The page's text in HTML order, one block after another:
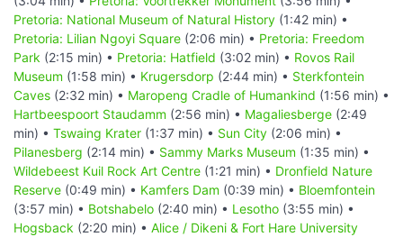
Pretoria: National Museum of Natural History (1:42 min) •
Pretoria: Lilian Ngoyi Square (2:06 min) • Pretoria: Freedom
Park (2:15 min) • Pretoria: Hatfield (3:02 min) • Rovos Rail
Museum (1:58 min) • Krugersdorp (2:44 min) • Sterkfontein
Caves (2:32 min) • Maropeng Cradle of Humankind (1:56 min) •
Hartbeespoort Staudamm (2:56 min) • Magaliesberge (2:49
min) • Tswaing Krater (1:37 min) • Sun City (2:06 min) •
Pilanesberg (2:14 min) • Sammy Marks Museum (1:35 min) •
Wildebeest Kuil Rock Art Centre (1:21 min) • Dronfield Nature
Reserve (0:49 min) • Kamfers Dam (0:39 min) • Bloemfontein
(3:57 min) • Botshabelo (2:40 min) • Lesotho (3:55 min) •
Hogsback (2:20 min) • Alice / Dikeni & Fort Hare University